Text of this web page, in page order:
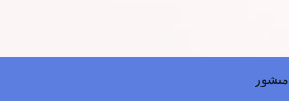
منشور